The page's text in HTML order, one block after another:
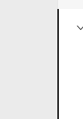
o